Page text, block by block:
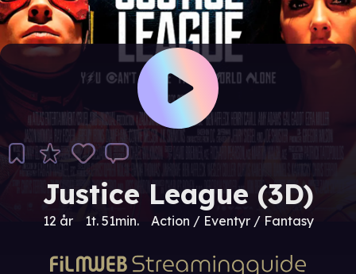
Justice League (3D)
12 år 1t. 51min. Action / Eventyr / Fantasy